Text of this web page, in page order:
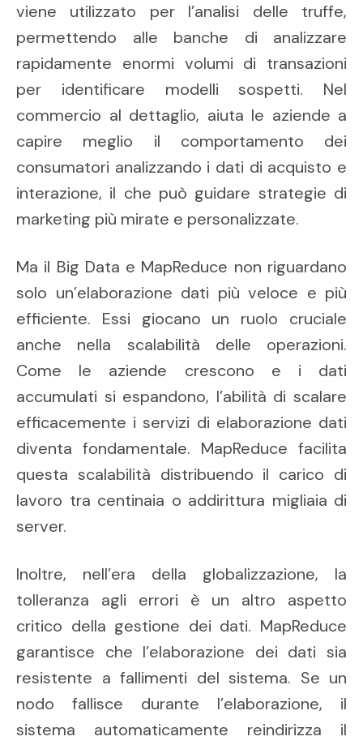
viene utilizzato per l’analisi delle truffe,
permettendo alle banche di analizzare
rapidamente enormi volumi di transazioni
per identificare modelli sospetti. Nel
commercio al dettaglio, aiuta le aziende a
capire meglio il comportamento dei
consumatori analizzando i dati di acquisto e
interazione, il che può guidare strategie di
marketing più mirate e personalizzate.
Ma il Big Data e MapReduce non riguardano
solo un’elaborazione dati più veloce e più
efficiente. Essi giocano un ruolo cruciale
anche nella scalabilità delle operazioni.
Come le aziende crescono e i dati
accumulati si espandono, l’abilità di scalare
efficacemente i servizi di elaborazione dati
diventa fondamentale. MapReduce facilita
questa scalabilità distribuendo il carico di
lavoro tra centinaia o addirittura migliaia di
server.
Inoltre, nell’era della globalizzazione, la
tolleranza agli errori è un altro aspetto
critico della gestione dei dati. MapReduce
garantisce che l’elaborazione dei dati sia
resistente a fallimenti del sistema. Se un
nodo fallisce durante l’elaborazione, il
sistema automaticamente reindirizza il